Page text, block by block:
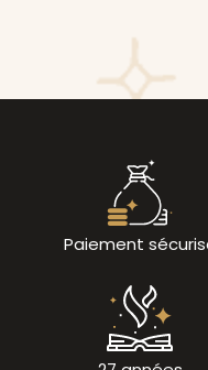
Paiement